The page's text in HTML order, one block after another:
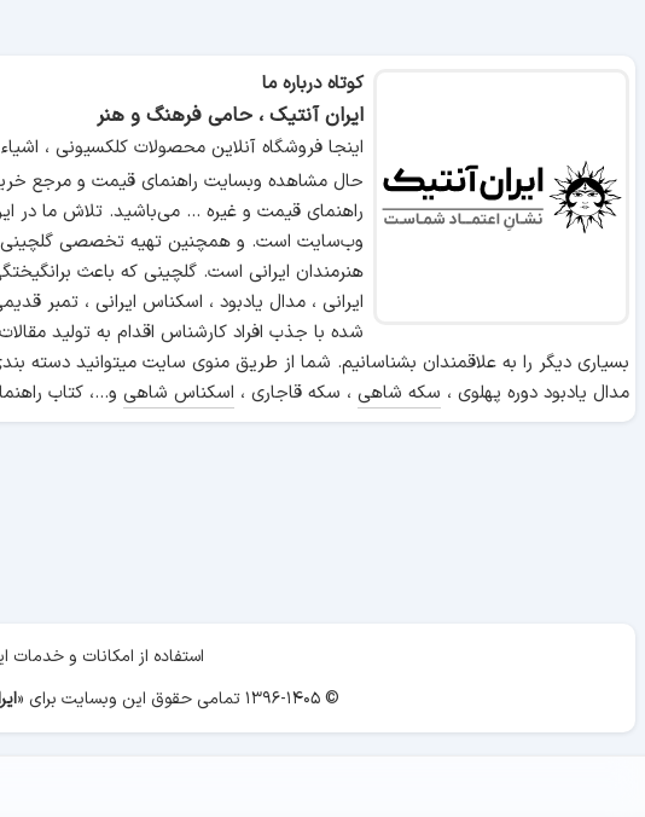
کوتاه درباره ما
ایران آنتیک ، حامی فرهنگ و هنر
اینجا فروشگاه آنلاین محصولات کلکسیونی ،
حال مشاهده وبسایت راهنمای قیمت و مرجع
راهنمای قیمت و غیره ... می‌باشید. تلاش ما در
وب‌سایت است. و همچنین تهیه تخصصی گلچینی
هنرمندان ایرانی است. گلچینی که باعث
ایرانی ، مدال یادبود ، اسکناس ایرانی ، تمبر
شده با جذب افراد کارشناس اقدام به تولید
بسیاری دیگر را به علاقمندان بشناسانیم. شما از طریق منوی سایت میتوانید دسته
مدال یادبود دوره پهلوی ، سکه شاهی ، سکه قاجاری ، اسکناس شاهی و...، کتاب
استفاده از امکانات و
© ۱۳۹۶-۱۴۰۵ تمامی حقوق این وبسایت برای «